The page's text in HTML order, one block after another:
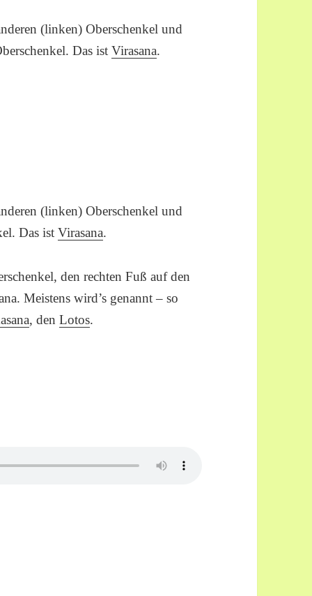
(linken) Oberschenkel und
Das istVirasana.
(linken) Oberschenkel und
Das istVirasana.
den rechten Fuß auf den
Meistens wird’s genannt – so
, denLotos.